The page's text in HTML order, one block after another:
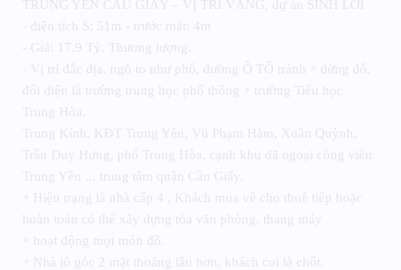
TRUNG YÊN CẦU GIẤY – VỊ TRÍ VÀNG, dự án SINH LỜI .
- diện tích S; 51m - trước mặt: 4m
- Giá: 17.9 Tỷ. Thương lượng.
- Vị trí đắc địa, ngõ to như phố, đường Ô TÔ tránh + dừng đỗ,
đối diện là trường trung học phổ thông + trường Tiểu học
Trung Hòa.
Trung Kính, KĐT Trung Yên, Vũ Phạm Hàm, Xuân Quỳnh,
Trần Duy Hưng, phố Trung Hòa, cạnh khu dã ngoại công viên
Trung Yên ... trung tâm quận Cầu Giấy.
+ Hiện trạng là nhà cấp 4 , Khách mua về cho thuê tiếp hoặc
hoàn toàn có thể xây dựng tòa văn phòng, thang máy
+ hoạt động mọi món đồ.
+ Nhà lô góc 2 mặt thoáng lâu hơn, khách coi là chốt.